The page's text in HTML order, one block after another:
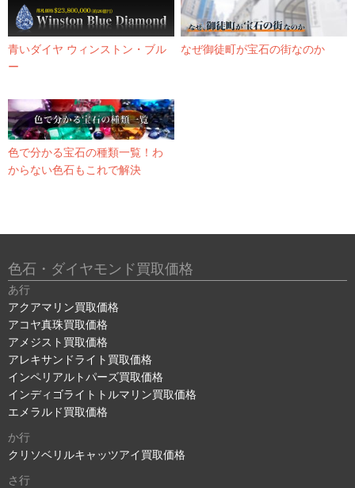
青いダイヤ ウィンストン・ブル
ー
なぜ御徒町が宝石の街なのか
色で分かる宝石の種類一覧！わ
からない色石もこれで解決
色石・ダイヤモンド買取価格
あ行
アクアマリン買取価格
アコヤ真珠買取価格
アメジスト買取価格
アレキサンドライト買取価格
インペリアルトパーズ買取価格
インディゴライトトルマリン買取価格
エメラルド買取価格
か行
クリソベリルキャッツアイ買取価格
さ行